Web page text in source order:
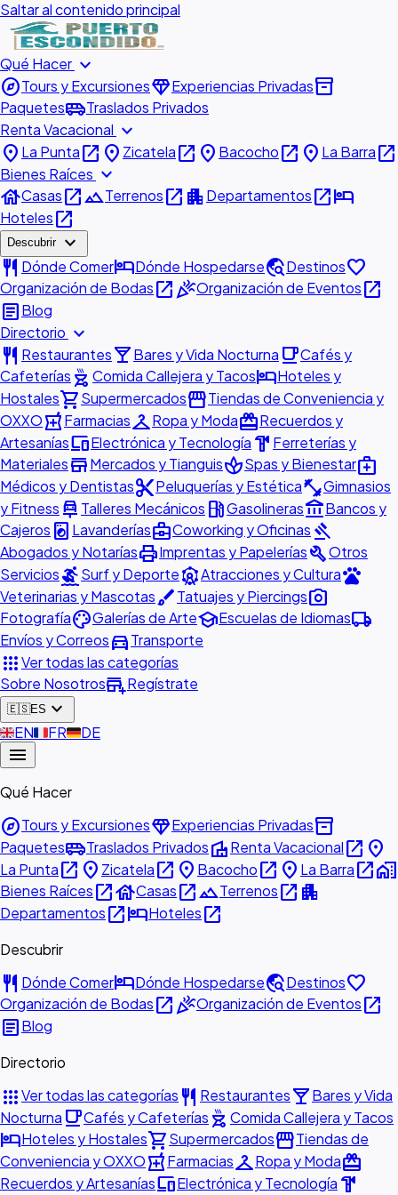
Saltar al contenido principal
Qué Hacer expand_more
exploreTours y ExcursionesdiamondExperiencias Privadasinventory_2
Paquetesairport_shuttleTraslados Privados
Renta Vacacional expand_more
place La Puntaopen_in_new place Zicatelaopen_in_new place Bacochoopen_in_new place La Barraopen_in_new
Bienes Raíces expand_more
houseCasasopen_in_newlandscapeTerrenosopen_in_new apartmentDepartamentosopen_in_newhotel
Hotelesopen_in_new
Descubrir expand_more
restaurant Dónde ComerhotelDónde Hospedarsetravel_exploreDestinosfavorite
Organización de Bodasopen_in_newcelebrationOrganización de Eventosopen_in_new
articleBlog
Directorio expand_more
restaurant Restauranteslocal_barBares y Vida Nocturna local_cafeCafés y
Cafeterías outdoor_grill Comida Callejera y TacoshotelHoteles y
Hostalesshopping_cartSupermercadosstorefrontTiendas de Conveniencia y
OXXOlocal_pharmacyFarmaciascheckroomRopa y ModaredeemRecuerdos y
ArtesaníasdevicesElectrónica y Tecnología hardware Ferreterías y
MaterialesstoreMercados y TianguisspaSpas y Bienestarmedical_services
Médicos y Dentistascontent_cutPeluquerías y Estéticafitness_centerGimnasios
y Fitness car_repair Talleres Mecánicos local_gas_stationGasolinerasaccount_balanceBancos y
Cajeros local_laundry_service Lavanderíasbusiness_centerCoworking y Oficinas gavel
Abogados y NotaríasprintImprentas y PapeleríasbuildOtros
ServiciossurfingSurf y DeporteattractionsAtracciones y Culturapets
Veterinarias y MascotasbrushTatuajes y Piercingsphoto_camera
FotografíapaletteGalerías de ArteschoolEscuelas de Idiomaslocal_shipping
Envíos y Correosdirections_carTransporte
appsVer todas las categorías
Sobre Nosotrosadd_businessRegístrate
🇪🇸ES expand_more
🇬🇧EN🇫🇷FR🇩🇪DE
menu
Qué Hacer
exploreTours y ExcursionesdiamondExperiencias Privadasinventory_2
Paquetesairport_shuttleTraslados PrivadosvillaRenta Vacacionalopen_in_new place
La Puntaopen_in_new place Zicatelaopen_in_new place Bacochoopen_in_new place La Barraopen_in_newhome_work
Bienes Raícesopen_in_newhouseCasasopen_in_newlandscapeTerrenosopen_in_new apartment
Departamentosopen_in_newhotelHotelesopen_in_new
Descubrir
restaurant Dónde ComerhotelDónde Hospedarsetravel_exploreDestinosfavorite
Organización de Bodasopen_in_newcelebrationOrganización de Eventosopen_in_new
articleBlog
Directorio
appsVer todas las categorías restaurant Restauranteslocal_barBares y Vida
Nocturna local_cafeCafés y Cafeterías outdoor_grill Comida Callejera y Tacos
hotelHoteles y Hostalesshopping_cartSupermercadosstorefrontTiendas de
Conveniencia y OXXOlocal_pharmacyFarmaciascheckroomRopa y Modaredeem
Recuerdos y ArtesaníasdevicesElectrónica y Tecnología hardware